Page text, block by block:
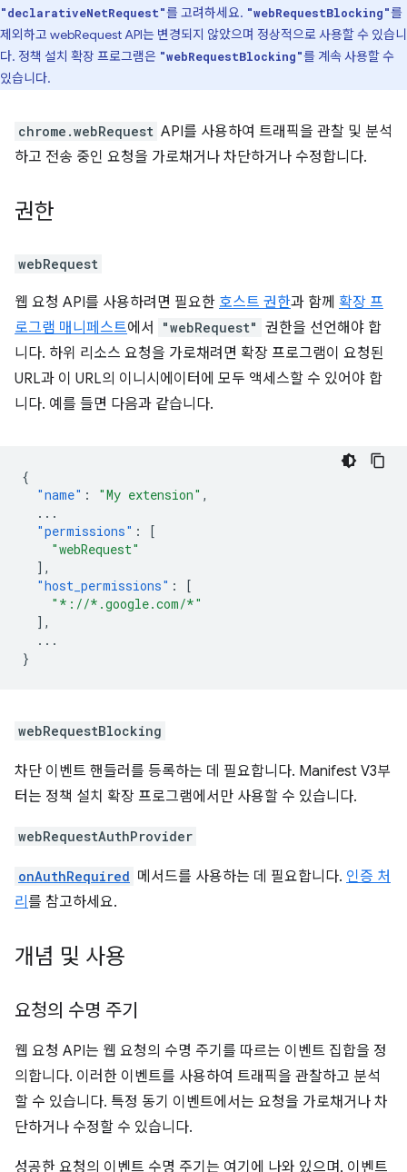
"declarativeNetRequest"를 고려하세요. "webRequestBlocking"를
제외하고 webRequest API는 변경되지 않았으며 정상적으로 사용할 수 있습니
다. 정책 설치 확장 프로그램은 "webRequestBlocking"를 계속 사용할 수
있습니다.
chrome.webRequest API를 사용하여 트래픽을 관찰 및 분석
하고 전송 중인 요청을 가로채거나 차단하거나 수정합니다.
권한
webRequest
웹 요청 API를 사용하려면 필요한 호스트 권한과 함께 확장 프
로그램 매니페스트에서 "webRequest" 권한을 선언해야 합
니다. 하위 리소스 요청을 가로채려면 확장 프로그램이 요청된
URL과 이 URL의 이니시에이터에 모두 액세스할 수 있어야 합
니다. 예를 들면 다음과 같습니다.
{
"name" : "My extension" ,
...
"permissions" :
[
"webRequest"
],
"host_permissions" :
[
"*://*.google.com/*"
],
...
}
webRequestBlocking
차단 이벤트 핸들러를 등록하는 데 필요합니다. Manifest V3부
터는 정책 설치 확장 프로그램에서만 사용할 수 있습니다.
webRequestAuthProvider
onAuthRequired 메서드를 사용하는 데 필요합니다. 인증 처
리 를 참고하세요.
개념 및 사용
요청의 수명 주기
웹 요청 API는 웹 요청의 수명 주기를 따르는 이벤트 집합을 정
의합니다. 이러한 이벤트를 사용하여 트래픽을 관찰하고 분석
할 수 있습니다. 특정 동기 이벤트에서는 요청을 가로채거나 차
단하거나 수정할 수 있습니다.
성공한 요청의 이벤트 수명 주기는 여기에 나와 있으며, 이벤트